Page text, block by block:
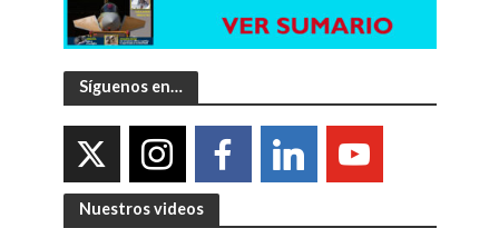
Síguenos en…
Nuestros videos